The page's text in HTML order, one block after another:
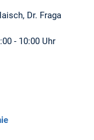
Dr. Fraga
- 10:00 Uhr